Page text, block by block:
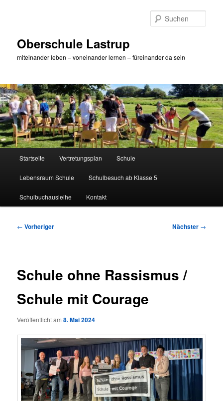
Oberschule Lastrup
miteinander leben – voneinander lernen – füreinander da sein
Startseite Vertretungsplan Schule
Lebensraum Schule Schulbesuch ab Klasse 5
Schulbuchausleihe Kontakt
Beitragsnavigation
← Vorheriger Nächster →
Schule ohne Rassismus /
Schule mit Courage
Veröffentlicht am8. Mai 2024